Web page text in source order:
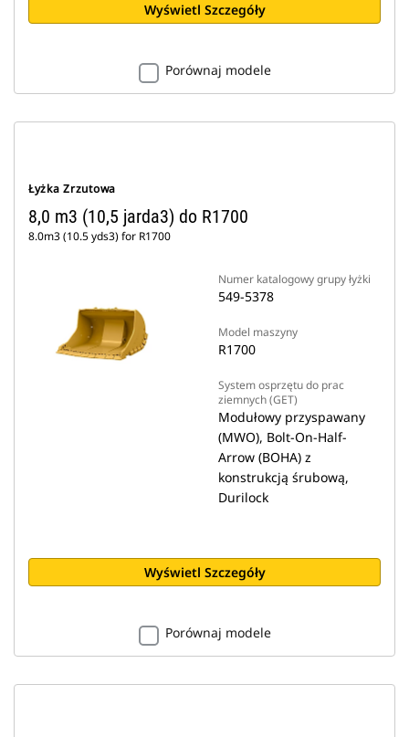
Wyświetl Szczegóły
Porównaj modele
Łyżka Zrzutowa
8,0 m3 (10,5 jarda3) do R1700
8.0m3 (10.5 yds3) for R1700
Numer katalogowy grupy łyżki
549-5378
Model maszyny
R1700
System osprzętu do prac
ziemnych (GET)
Modułowy przyspawany
(MWO), Bolt-On-Half-
Arrow (BOHA) z
konstrukcją śrubową,
Durilock
Wyświetl Szczegóły
Porównaj modele